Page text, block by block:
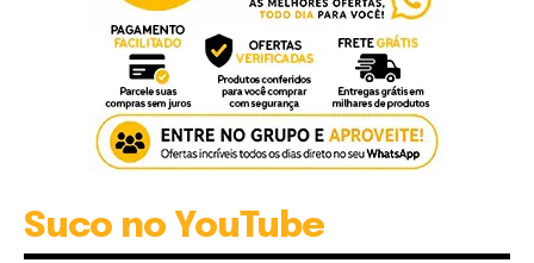
Suco no YouTube